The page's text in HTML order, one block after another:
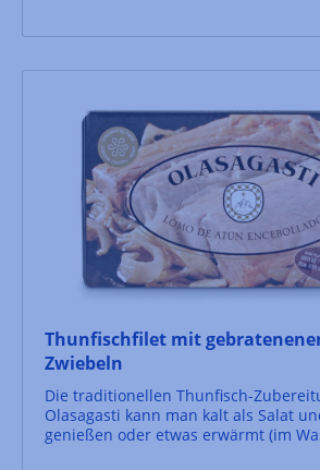
Thunfischfilet mit
Zwiebeln
Die traditionellen Thunfisch-
Olasagasti kann man kalt als Salat
genießen oder etwas erwärmt (im